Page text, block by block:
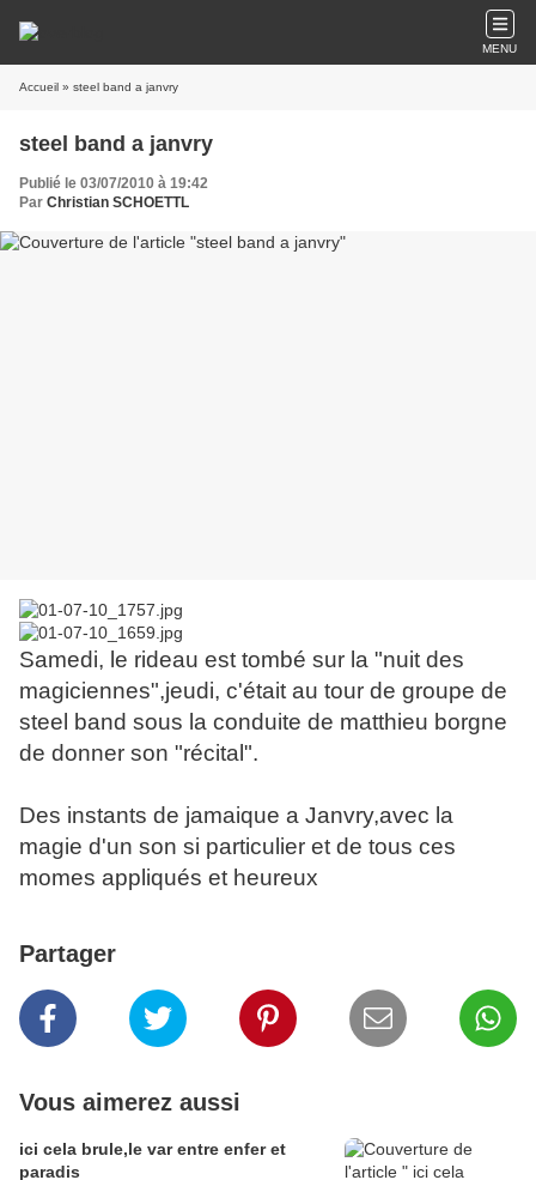
MENU
Accueil » steel band a janvry
steel band a janvry
Publié le 03/07/2010 à 19:42
Par Christian SCHOETTL
Samedi, le rideau est tombé sur la "nuit des
magiciennes",jeudi, c'était au tour de groupe de
steel band sous la conduite de matthieu borgne
de donner son "récital".
Des instants de jamaique a Janvry,avec la
magie d'un son si particulier et de tous ces
momes appliqués et heureux
Partager
Vous aimerez aussi
ici cela brule,le var entre enfer et
paradis